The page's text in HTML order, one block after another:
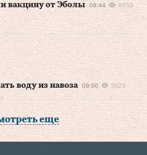
вакцину от Эболы
09:44 8650
воду из навоза
09:00 5623
еще